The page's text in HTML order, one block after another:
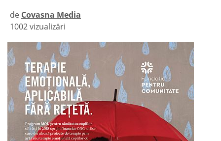
de Covasna Media
|
1002 vizualizări